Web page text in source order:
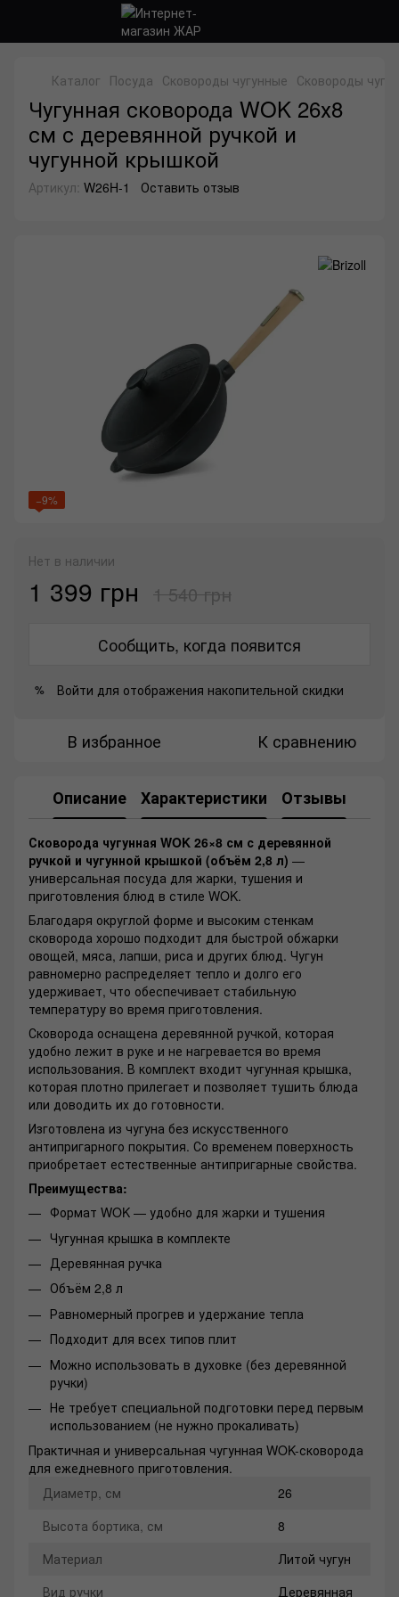
Каталог Посуда Сковороды чугунные Сковороды
Чугунная сковорода WOK 26х8
см с деревянной ручкой и
чугунной крышкой
Артикул: W26H-1 Оставить отзыв
−9%
Нет в наличии
1 399 грн 1 540 грн
Сообщить, когда появится
% Войти для отображения накопительной скидки
В избранное К сравнению
Описание Характеристики Отзывы
Сковорода чугунная WOK 26×8 см с деревянной
ручкой и чугунной крышкой (объём 2,8 л) —
универсальная посуда для жарки, тушения и
приготовления блюд в стиле WOK.
Благодаря округлой форме и высоким стенкам
сковорода хорошо подходит для быстрой обжарки
овощей, мяса, лапши, риса и других блюд. Чугун
равномерно распределяет тепло и долго его
удерживает, что обеспечивает стабильную
температуру во время приготовления.
Сковорода оснащена деревянной ручкой, которая
удобно лежит в руке и не нагревается во время
использования. В комплект входит чугунная крышка,
которая плотно прилегает и позволяет тушить блюда
или доводить их до готовности.
Изготовлена из чугуна без искусственного
антипригарного покрытия. Со временем поверхность
приобретает естественные антипригарные свойства.
Преимущества:
Формат WOK — удобно для жарки и тушения
Чугунная крышка в комплекте
Деревянная ручка
Объём 2,8 л
Равномерный прогрев и удержание тепла
Подходит для всех типов плит
Можно использовать в духовке (без деревянной
ручки)
Не требует специальной подготовки перед первым
использованием (не нужно прокаливать)
Практичная и универсальная чугунная WOK-сковорода
для ежедневного приготовления.
Диаметр, см
26
Высота бортика, см
8
Материал
Литой чугун
Вид ручки
Деревянная